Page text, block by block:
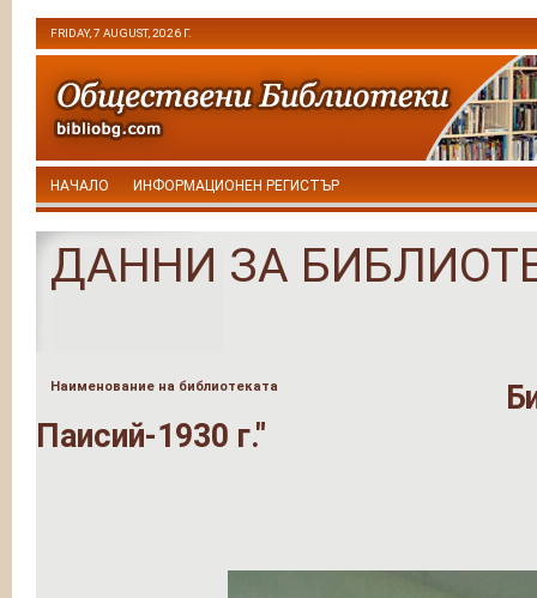
FRIDAY, 7 AUGUST, 2026 Г.
НАЧАЛО ИНФОРМАЦИОНЕН РЕГИСТЪР
ДАННИ ЗА
Наименование на библиотеката
Паисий-1930 г."